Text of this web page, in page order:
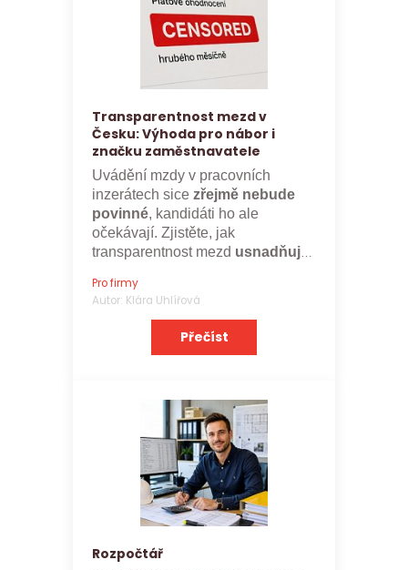
Transparentnost mezd v
Česku: Výhoda pro nábor i
značku zaměstnavatele
Uvádění mzdy v pracovních
inzerátech sice zřejmě nebude
povinné, kandidáti ho ale
očekávají. Zjistěte, jak
transparentnost mezd usnadňuje
zaměstnavatele.
Pro firmy
Autor: Klára Uhlířová
Přečíst
Rozpočtář